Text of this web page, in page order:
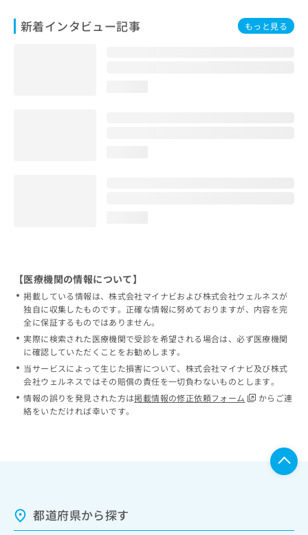
新着インタビュー記事 もっと見る
【医療機関の情報について】
掲載している情報は、株式会社マイナビおよび株式会社ウェルネスが
独自に収集したものです。正確な情報に努めておりますが、内容を完
全に保証するものではありません。
実際に検索された医療機関で受診を希望される場合は、必ず医療機関
に確認していただくことをお勧めします。
当サービスによって生じた損害について、株式会社マイナビ及び株式
会社ウェルネスではその賠償の責任を一切負わないものとします。
情報の誤りを発見された方は掲載情報の修正依頼フォーム
からご連
絡をいただければ幸いです。
都道府県から探す